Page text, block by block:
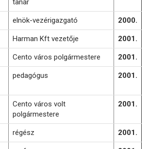
elnök-vezérigazgató 2000.
Harman Kft vezetője 2001.
Cento város polgármestere 2001.
pedagógus 2001.
Cento város volt
polgármestere
2001.
régész 2001.